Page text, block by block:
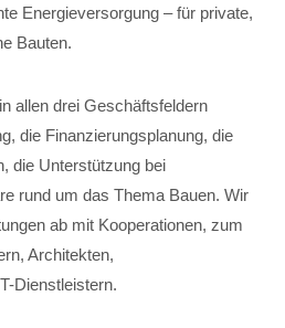
Energieversorgung – für private,
Bauten.
allen drei Geschäftsfeldern
die Finanzierungsplanung, die
die Unterstützung bei
rund um das Thema Bauen. Wir
ab mit Kooperationen, zum
Architekten,
Dienstleistern.